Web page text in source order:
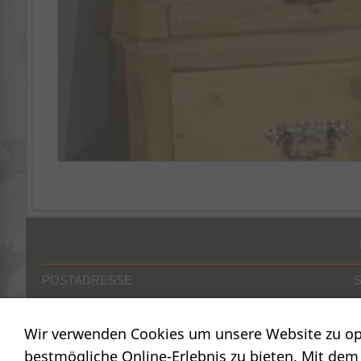
POSTADRESSE
Maja Schmid
Luzernerstr. 14
Wir verwenden Cookies um unsere Website zu
bestmögliche Online-Erlebnis zu bieten. Mit